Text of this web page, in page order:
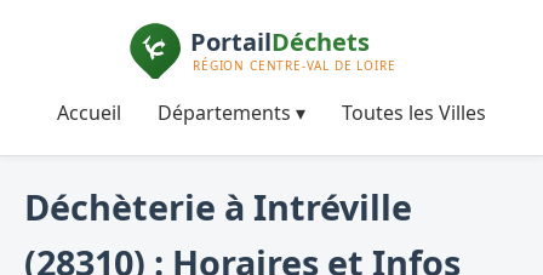
Accueil Départements ▾ Toutes les Villes
Déchèterie à Intréville
(28310) : Horaires et Infos